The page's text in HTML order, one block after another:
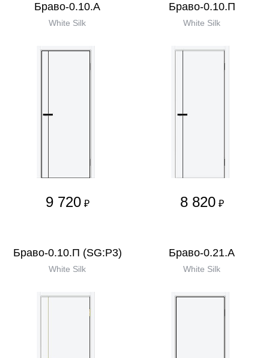
Браво-0.10.А
White Silk
9 720 ₽
Браво-0.10.П
White Silk
8 820 ₽
Браво-0.10.П (SG:P3)
White Silk
Браво-0.21.А
White Silk